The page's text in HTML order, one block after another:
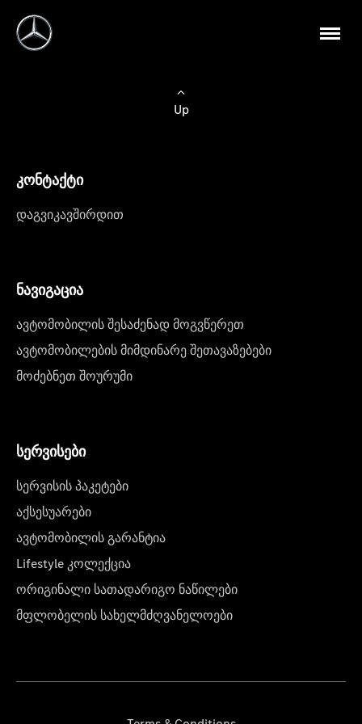
Up
კონტაქტი
დაგვიკავშირდით
ნავიგაცია
ავტომობილის შესაძენად მოგვწერეთ
ავტომობილების მიმდინარე შეთავაზებები
მოძებნეთ შოურუმი
სერვისები
სერვისის პაკეტები
აქსესუარები
ავტომობილის გარანტია
Lifestyle კოლექცია
ორიგინალი სათადარიგო ნაწილები
მფლობელის სახელმძღვანელოები